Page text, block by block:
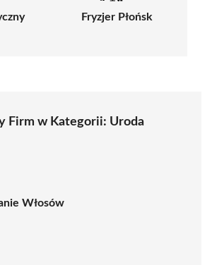
Fryzjer Płońsk
Firm w Kategorii: Uroda
Włosów